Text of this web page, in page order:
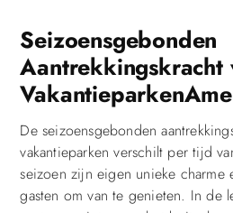
Seizoensgebonden
Aantrekkingskracht
De seizoensgebonden
vakantieparken verschilt per tijd
seizoen zijn eigen unieke
gasten om van te genieten. In de